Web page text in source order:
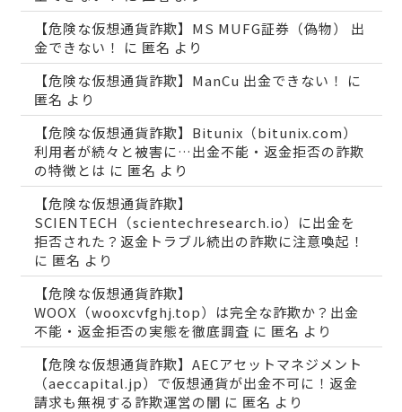
【危険な仮想通貨詐欺】MS MUFG証券（偽物） 出
金できない！
に 匿名 より
【危険な仮想通貨詐欺】ManCu 出金できない！
に
匿名 より
【危険な仮想通貨詐欺】Bitunix（bitunix.com）
利用者が続々と被害に…出金不能・返金拒否の詐欺
の特徴とは に 匿名 より
【危険な仮想通貨詐欺】
SCIENTECH（scientechresearch.io）に出金を
拒否された？返金トラブル続出の詐欺に注意喚起！
に 匿名 より
【危険な仮想通貨詐欺】
WOOX（wooxcvfghj.top）は完全な詐欺か？出金
不能・返金拒否の実態を徹底調査 に 匿名 より
【危険な仮想通貨詐欺】AECアセットマネジメント
（aeccapital.jp）で仮想通貨が出金不可に！返金
請求も無視する詐欺運営の闇 に 匿名 より